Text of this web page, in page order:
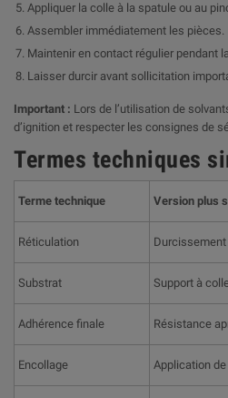
Appliquer la colle à la spatule ou au
Assembler immédiatement les pièces.
Maintenir en contact régulier pendant
Laisser durcir avant sollicitation
Important : Lors de l’utilisation de
d’ignition et respecter les consignes de
Termes techniques
Terme technique Version plus
Réticulation Durcissement
Substrat Support à
Adhérence finale Résistance
Encollage Application